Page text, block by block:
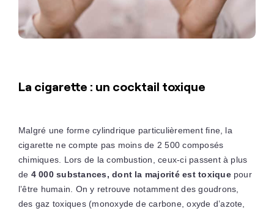
La cigarette : un cocktail toxique
Malgré une forme cylindrique particulièrement fine, la
cigarette ne compte pas moins de 2 500 composés
chimiques. Lors de la combustion, ceux-ci passent à plus
de 4 000 substances, dont la majorité est toxiquepour
l’être humain. On y retrouve notamment des goudrons,
des gaz toxiques (monoxyde de carbone, oxyde d’azote,